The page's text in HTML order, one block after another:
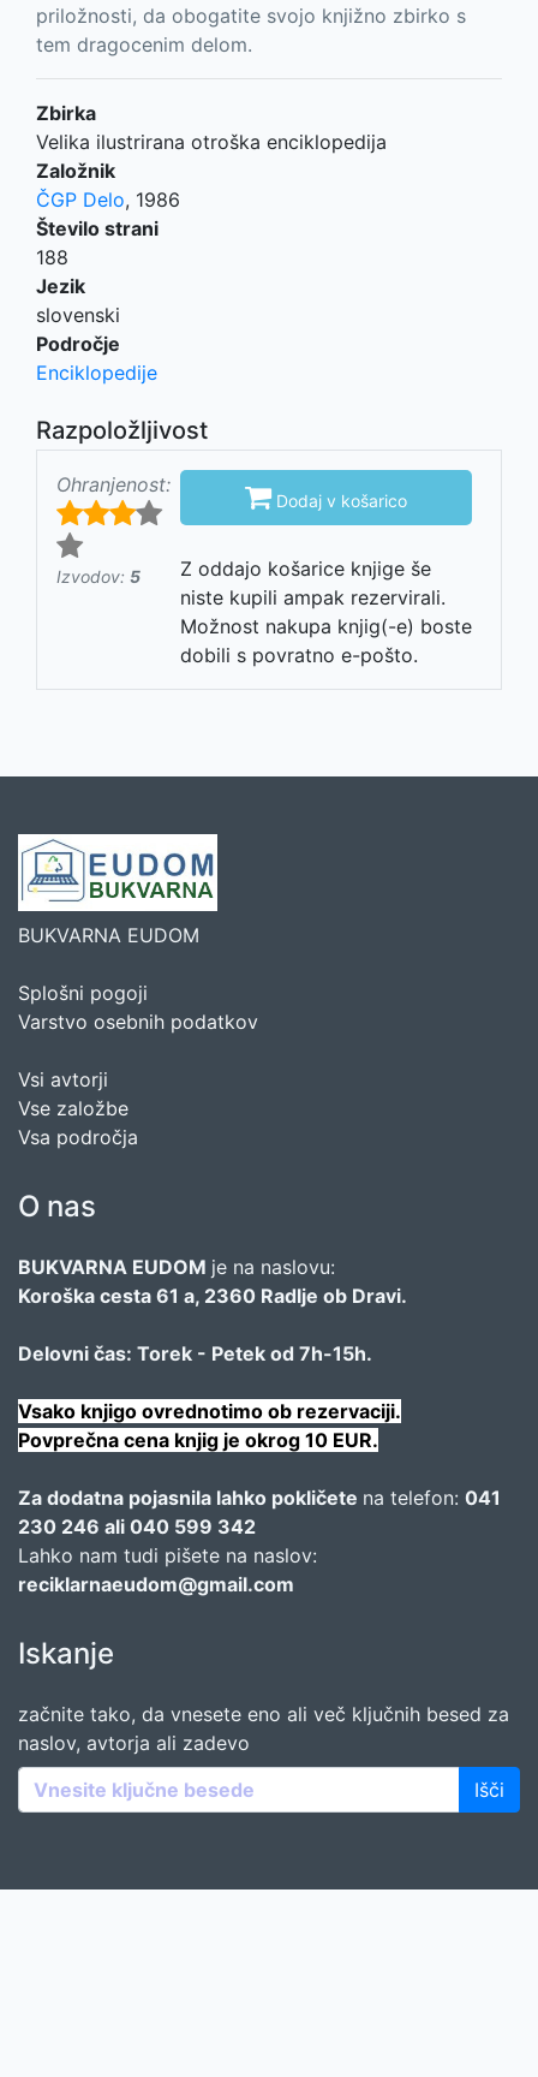
priložnosti, da obogatite svojo knjižno zbirko s
tem dragocenim delom.
Zbirka
Velika ilustrirana otroška enciklopedija
Založnik
ČGP Delo, 1986
Število strani
188
Jezik
slovenski
Področje
Enciklopedije
Razpoložljivost
Ohranjenost:
Izvodov: 5
 Dodaj v košarico
Z oddajo košarice knjige še
niste kupili ampak rezervirali.
Možnost nakupa knjig(-e) boste
dobili s povratno e-pošto.
BUKVARNA EUDOM
Splošni pogoji
Varstvo osebnih podatkov
Vsi avtorji
Vse založbe
Vsa področja
O nas
BUKVARNA EUDOM je na naslovu:
Koroška cesta 61 a, 2360 Radlje ob Dravi.
Delovni čas: Torek - Petek od 7h-15h.
Vsako knjigo ovrednotimo ob rezervaciji.
Povprečna cena knjig je okrog 10 EUR.
Za dodatna pojasnila lahko pokličete na telefon: 041
230 246 ali 040 599 342
Lahko nam tudi pišete na naslov:
reciklarnaeudom@gmail.com
Iskanje
začnite tako, da vnesete eno ali več ključnih besed za
naslov, avtorja ali zadevo
Išči